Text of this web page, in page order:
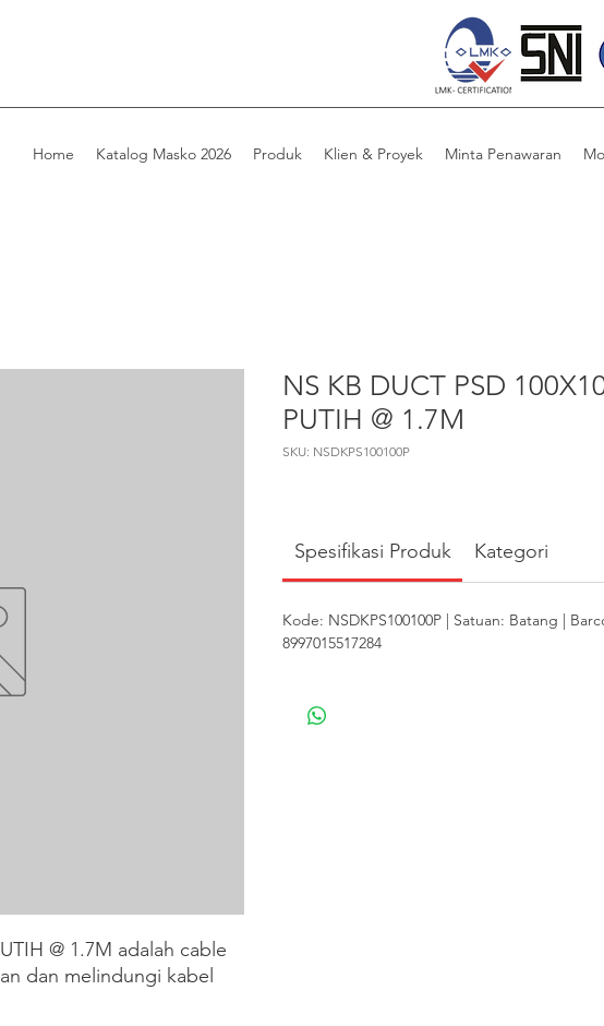
Home Katalog Masko 2026 Produk Klien & Proyek Minta Penawaran
@ 1.7M adalah cable
dan melindungi kabel
NS KB DUCT PSD
PUTIH @ 1.7M
SKU: NSDKPS100100P
Spesifikasi Produk Kategori
Kode: NSDKPS100100P | Satuan: Batang |
8997015517284